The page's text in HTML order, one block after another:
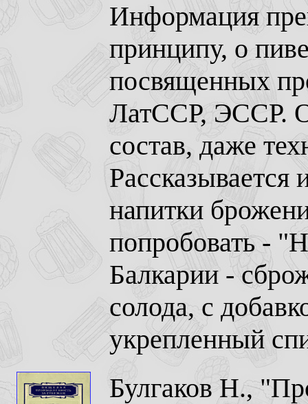
Информация
принципу, о
посвященных
ЛатССР, ЭССР. О
состав, даже
напитки
попробовать -
Балкарии -
солода, с
укрепленный
Булгаков Н.,